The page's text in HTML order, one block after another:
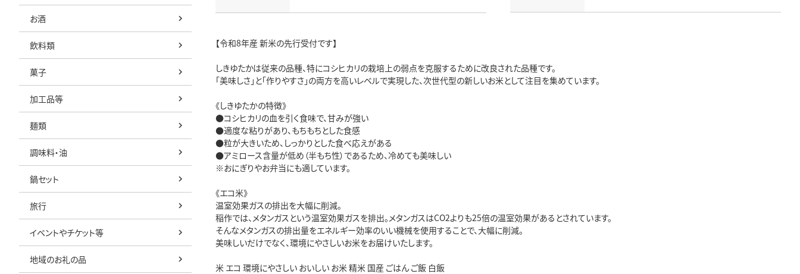
お酒
飲料類
菓子
加工品等
麺類
調味料・油
鍋セット
旅行
イベントやチケット等
地域のお礼の品
【令和8年産 新米の先行受付です】
しきゆたかは従来の品種、特にコシヒカリの栽培上の弱点を克服するために改良された品種です。
「美味しさ」と「作りやすさ」の両方を高いレベルで実現した、次世代型の新しいお米として注目を集めています。
《しきゆたかの特徴》
●コシヒカリの血を引く食味で、甘みが強い
●適度な粘りがあり、もちもちとした食感
●粒が大きいため、しっかりとした食べ応えがある
●アミロース含量が低め（半もち性）であるため、冷めても美味しい
※おにぎりやお弁当にも適しています。
《エコ米》
温室効果ガスの排出を大幅に削減。
稲作では、メタンガスという温室効果ガスを排出。メタンガスはCO2よりも25倍の温室効果があるとされています。
そんなメタンガスの排出量をエネルギー効率のいい機械を使用することで、大幅に削減。
美味しいだけでなく、環境にやさしいお米をお届けいたします。
米 エコ 環境にやさしい おいしい お米 精米 国産 ごはん ご飯 白飯